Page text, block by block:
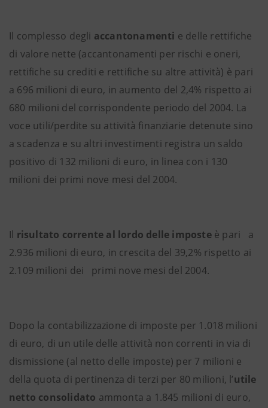
Il complesso degli accantonamenti e delle rettifiche
di valore nette (accantonamenti per rischi e oneri,
rettifiche su crediti e rettifiche su altre attività) è pari
a 696 milioni di euro, in aumento del 2,4% rispetto ai
680 milioni del corrispondente periodo del 2004. La
voce utili/perdite su attività finanziarie detenute sino
a scadenza e su altri investimenti registra un saldo
positivo di 132 milioni di euro, in linea con i 130
milioni dei primi nove mesi del 2004.
Il risultato corrente al lordo delle imposteè pari
a
2.936 milioni di euro, in crescita del 39,2% rispetto ai
2.109 milioni dei primi nove mesi del 2004.
Dopo la contabilizzazione di imposte per 1.018 milioni
di euro, di un utile delle attività non correnti in via di
dismissione (al netto delle imposte) per 7 milioni e
della quota di pertinenza di terzi per 80 milioni, l’utile
netto consolidato ammonta a 1.845 milioni di euro,